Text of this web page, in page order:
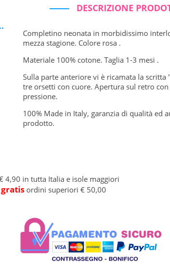
DESCRIZIONE
Completino neonata in morbidissimo
mezza stagione. Colore rosa .
Materiale 100% cotone. Taglia 1-3 mesi .
Sulla parte anteriore vi è ricamata la scritta
tre orsetti con cuore. Apertura sul retro
pressione.
100% Made in Italy, garanzia di qualità ed
prodotto.
4,90 in tutta Italia e isole maggiori
ordini superiori € 50,00